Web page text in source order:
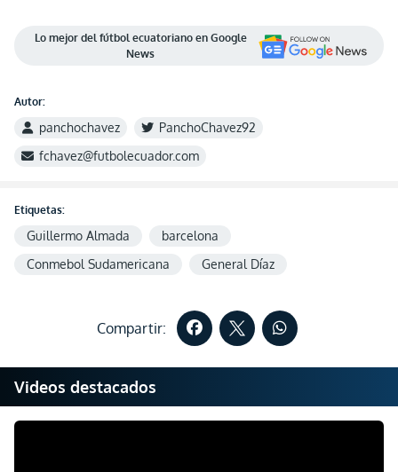
Lo mejor del fútbol ecuatoriano en Google
News
Autor:
panchochavez
PanchoChavez92
fchavez@futbolecuador.com
Etiquetas:
Guillermo Almada
barcelona
Conmebol Sudamericana
General Díaz
Compartir:
Videos destacados